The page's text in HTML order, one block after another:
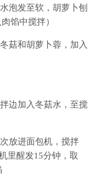
泡发至软，胡萝卜刨
馅中搅拌）
菇和胡萝卜蓉，加入
边加入冬菇水，至搅
放进面包机，搅拌
里醒发15分钟，取